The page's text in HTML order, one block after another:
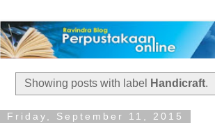
Showing posts with label Handicraft.
Friday, September 11, 2015